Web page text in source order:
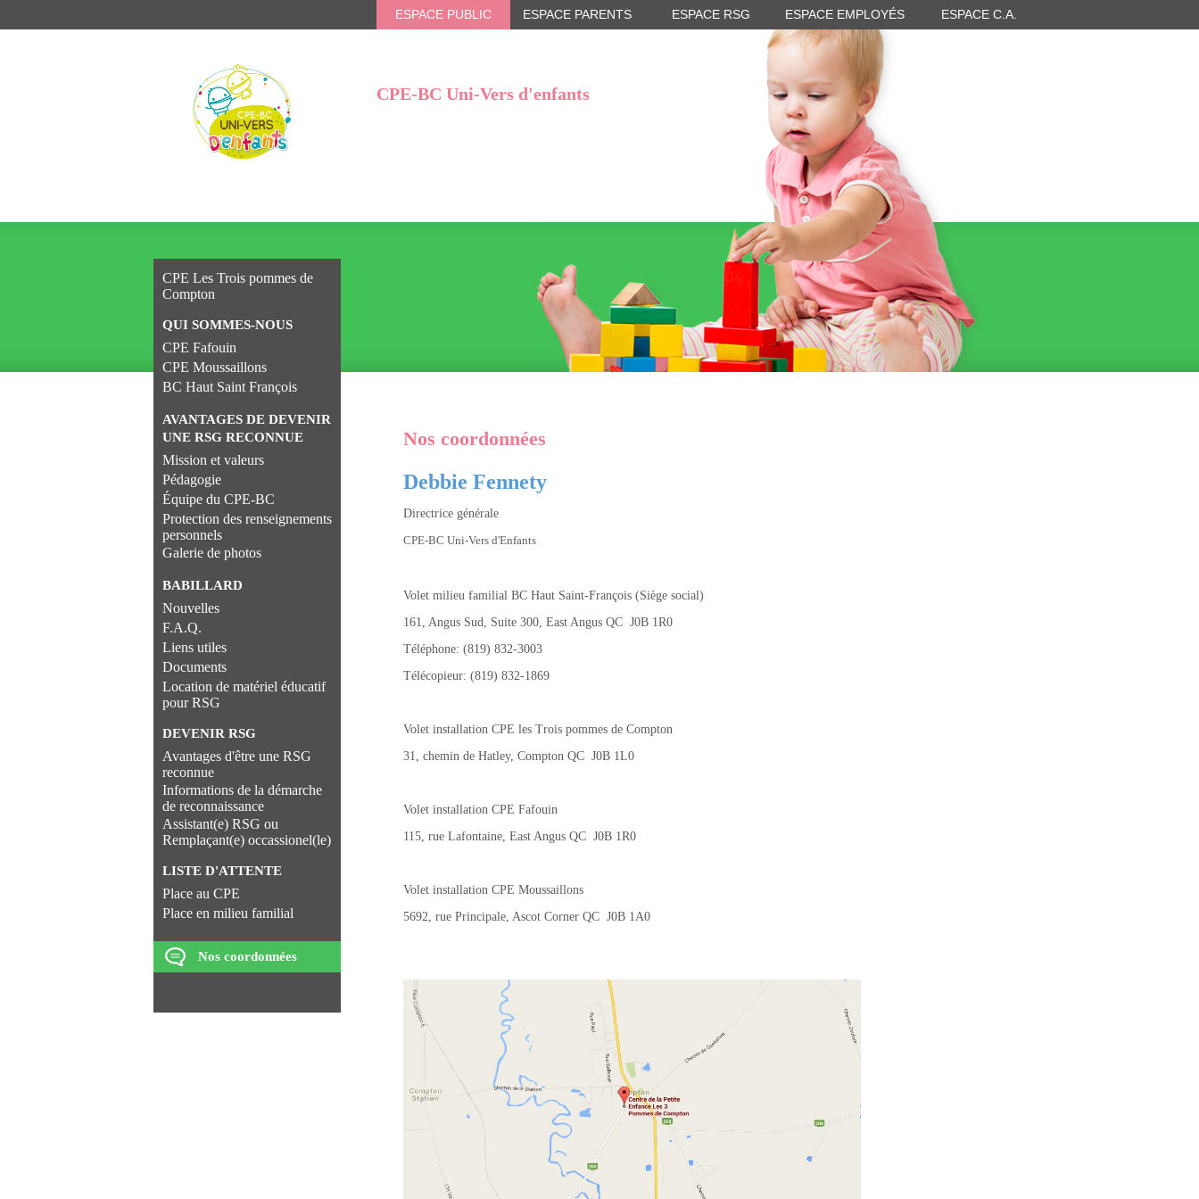
CPE-BC Uni-Vers d'enfants
ESPACE PUBLIC ESPACE PARENTS ESPACE RSG ESPACE EMPLOYÉS ESPACE C.A.
CPE Les Trois pommes de
Compton
QUI SOMMES-NOUS
CPE Fafouin
CPE Moussaillons
BC Haut Saint François
AVANTAGES DE DEVENIR
UNE RSG RECONNUE
Mission et valeurs
Pédagogie
Équipe du CPE-BC
Protection des renseignements
personnels
Galerie de photos
BABILLARD
Nouvelles
F.A.Q.
Liens utiles
Documents
Location de matériel éducatif
pour RSG
DEVENIR RSG
Avantages d'être une RSG
reconnue
Informations de la démarche
de reconnaissance
Assistant(e) RSG ou
Remplaçant(e) occassionel(le)
LISTE D'ATTENTE
Place au CPE
Place en milieu familial
Nos coordonnées
Nos coordonnées
Debbie Fennety
Directrice générale
CPE-BC Uni-Vers d'Enfants
Volet milieu familial BC Haut Saint-François (Siège social)
161, Angus Sud, Suite 300, East Angus QC J0B 1R0
Téléphone: (819) 832-3003
Télécopieur: (819) 832-1869
Volet installation CPE les Trois pommes de Compton
31, chemin de Hatley, Compton QC J0B 1L0
Volet installation CPE Fafouin
115, rue Lafontaine, East Angus QC J0B 1R0
Volet installation CPE Moussaillons
5692, rue Principale, Ascot Corner QC J0B 1A0